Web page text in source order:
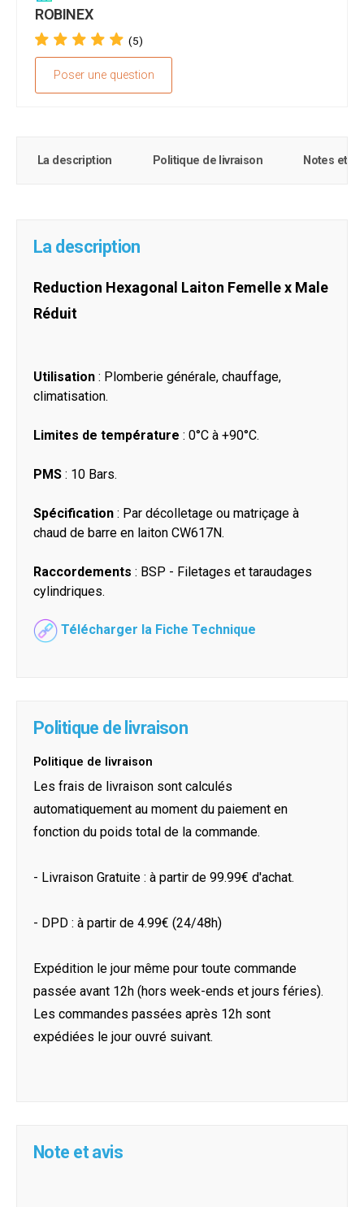
ROBINEX
(5)
Poser une question
La description Politique de livraison Notes et
La description
Reduction Hexagonal Laiton Femelle x Male
Réduit
Utilisation : Plomberie générale, chauffage,
climatisation.
Limites de température : 0°C à +90°C.
PMS : 10 Bars.
Spécification : Par décolletage ou matriçage à
chaud de barre en laiton CW617N.
Raccordements : BSP - Filetages et taraudages
cylindriques.
Télécharger la Fiche Technique
Politique de livraison
Politique de livraison
Les frais de livraison sont calculés
automatiquement au moment du paiement en
fonction du poids total de la commande.
- Livraison Gratuite : à partir de 99.99€ d'achat.
- DPD : à partir de 4.99€ (24/48h)
Expédition le jour même pour toute commande
passée avant 12h (hors week-ends et jours féries).
Les commandes passées après 12h sont
expédiées le jour ouvré suivant.
Note et avis